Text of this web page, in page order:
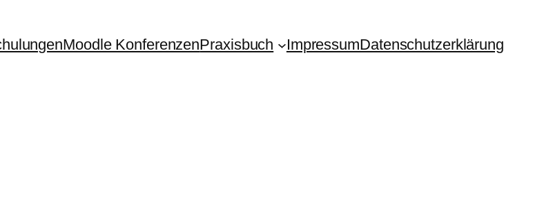
Moodle KonferenzenPraxisbuch ImpressumDatenschutzerklärung